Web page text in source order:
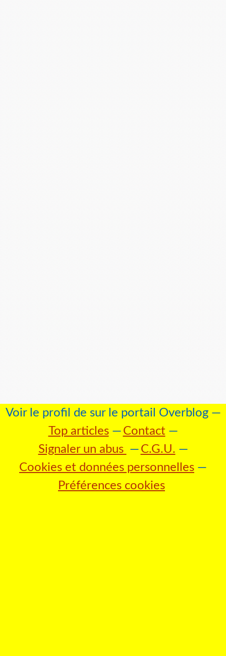
Voir le profil de sur le portail Overblog
Top articles
Contact
Signaler un abus
C.G.U.
Cookies et données personnelles
Préférences cookies